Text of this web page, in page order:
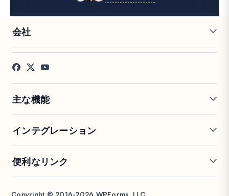
会社
採用情報
お客様の声
プレス
アフィリエイト
主な機能
条件付きロジック
会話型フォーム
フォームランディングページ
エントリー管理
フォーム放棄
PDF生成
署名フォーム
スパム保護
インテグレーション
Google Sheets
Salesforce
HubSpot
Stripe
PayPal
便利なリンク